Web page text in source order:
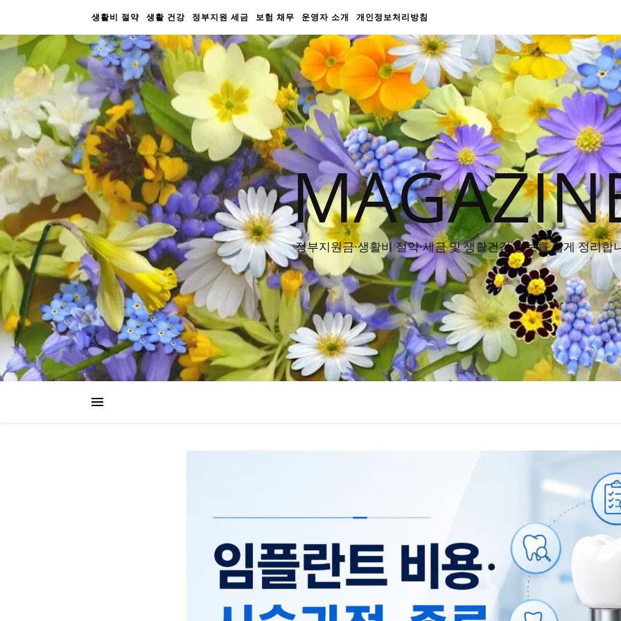
생활비 절약 생활 건강 정부지원 세금 보험 채무 운영자 소개 개인정보처리방침
정부지원금·생활비 절약·세금 및 생활건강 정보를 쉽게 정리합